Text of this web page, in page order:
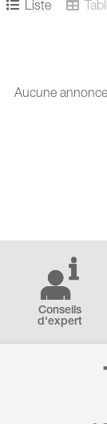
Liste
Aucune
Conseils
d'expert